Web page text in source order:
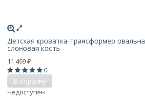
Детская кроватка-трансформер
слоновая кость
11 499 ₽
0
В корзину
Недоступен